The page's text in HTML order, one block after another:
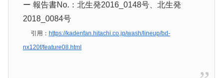
ー 報告書No.：北生発2016_0148号、北生発
2018_0084号
引用： https://kadenfan.hitachi.co.jp/wash/lineup/bd-
nx120f/feature08.html